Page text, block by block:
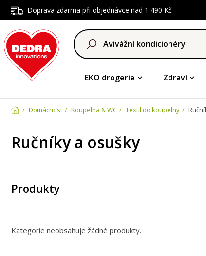
Doprava zdarma při objednávce nad 1 490 Kč
EKO drogerie Zdraví
Domácnost Koupelna & WC Textil do koupelny
Ručníky a osušky
Produkty
Kategorie neobsahuje žádné produkty.